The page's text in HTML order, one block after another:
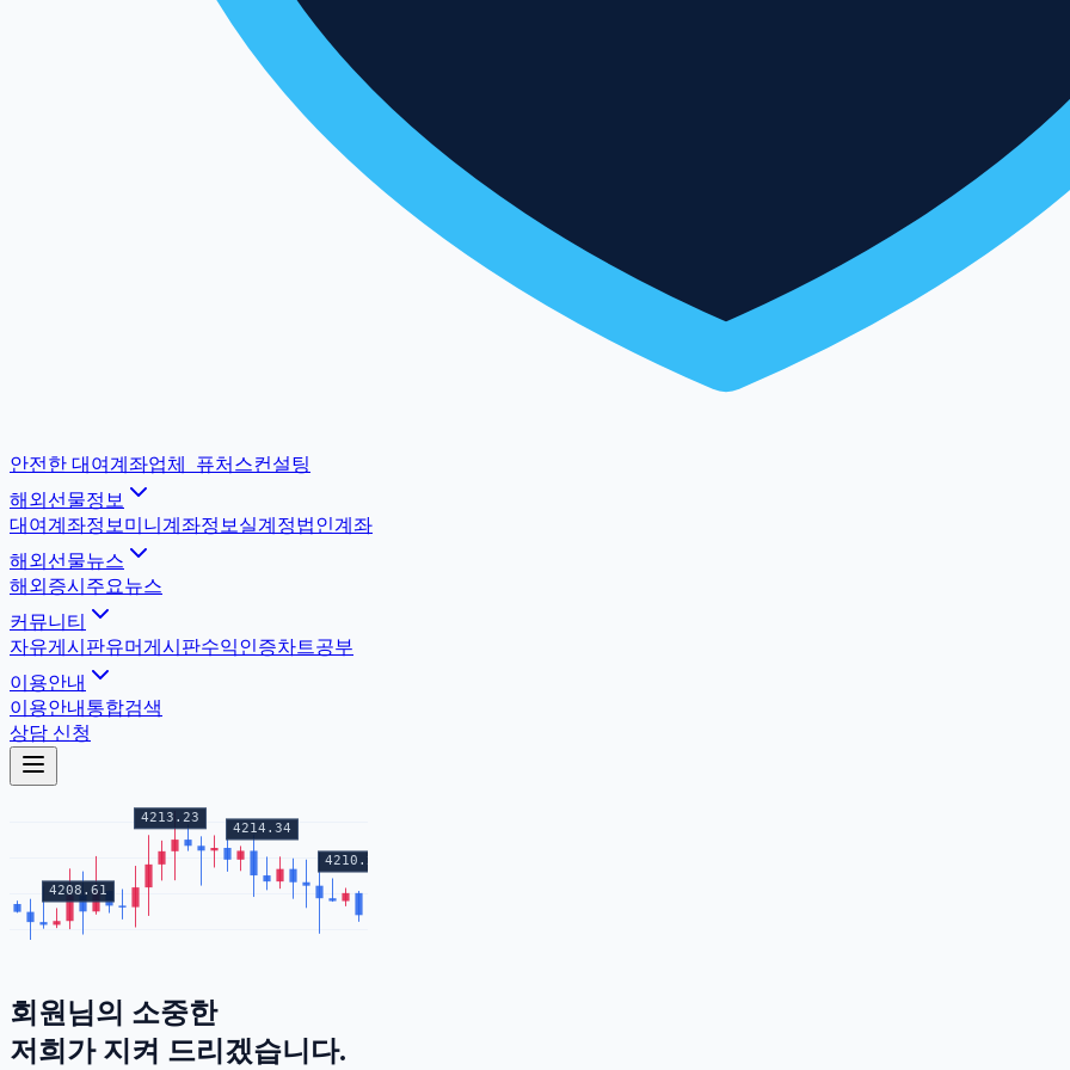
안전한 대여계좌업체
퓨처스컨설팅
해외선물정보
대여계좌정보 미니계좌정보 실계정법인계좌
해외선물뉴스
해외증시 주요뉴스
커뮤니티
자유게시판유머게시판수익인증차트공부
이용안내
이용안내 통합검색
상담 신청
회원님의 소중한
저희가 지켜 드리겠습니다.